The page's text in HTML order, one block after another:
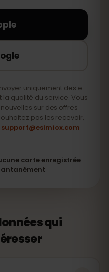
uniquement des e-
qualité du service. Vous
sur des offres
pas les recevoir,
support@esimfox.com
carte enregistrée
qui